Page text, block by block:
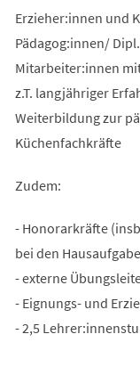
Erzieher:innen und
Pädagog:innen/
Mitarbeiter:innen
z.T. langjähriger
Weiterbildung zur
Küchenfachkräfte
Zudem:
- Honorarkräfte
bei den
- externe
- Eignungs- und
- 2,5